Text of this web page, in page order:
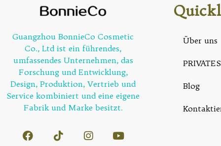
Guangzhou BonnieCo Cosmetic
Co., Ltd ist ein führendes,
umfassendes Unternehmen, das
Forschung und Entwicklung,
Design, Produktion, Vertrieb und
Service kombiniert und eine eigene
Fabrik und Marke besitzt.
Über uns
Blog